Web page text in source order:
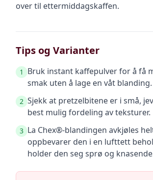
over til ettermiddagskaffen.
Tips og Varianter
1
Bruk instant kaffepulver for å få
smak uten å lage en våt blanding.
2 Sjekk at pretzelbitene er i små,
best mulig fordeling av teksturer.
3 La Chex®-blandingen avkjøles
oppbevarer den i en lufttett
holder den seg sprø og